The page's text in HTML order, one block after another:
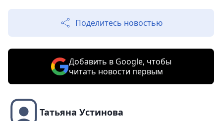
Поделитесь новостью
Добавить в Google, чтобы
читать новости первым
Татьяна Устинова